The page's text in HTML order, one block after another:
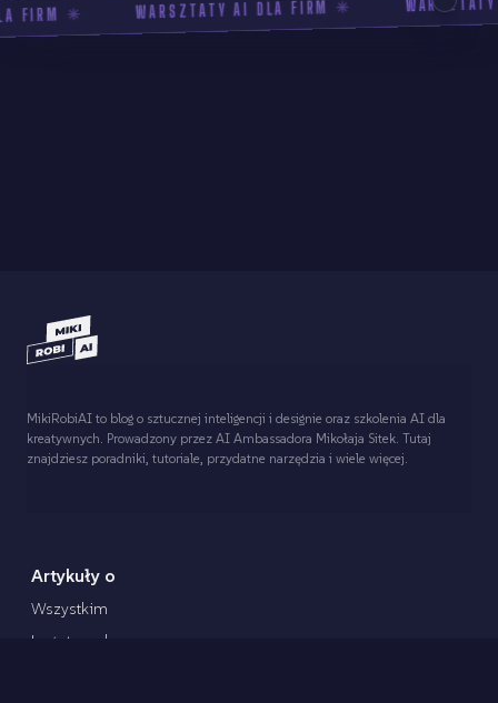
FIRM ✳ WARSZTATY AI DLA FIRM ✳
MikiRobiAI to blog o sztucznej inteligencji i designie oraz szkolenia AI dla
kreatywnych. Prowadzony przez AI Ambassadora Mikołaja Sitek. Tutaj
znajdziesz poradniki, tutoriale, przydatne narzędzia i wiele więcej.
Artykuły o
Wszystkim
Logotypach